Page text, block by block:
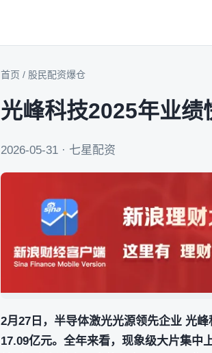
首页 / 股民配资爆仓
光峰科技2025年业
2026-05-31 · 七星配资
2月27日，半导体激光光源领先企业 光
17.09亿元。全年来看，现象级大片集中